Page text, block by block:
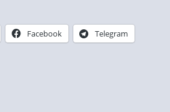
Facebook Telegram